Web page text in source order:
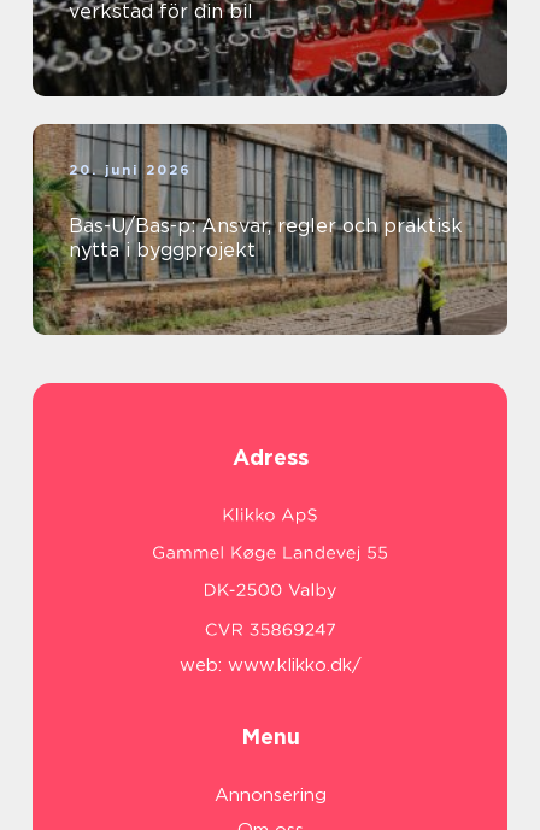
verkstad för din bil
20. juni 2026
Bas-U/Bas-p: Ansvar, regler och praktisk
nytta i byggprojekt
Adress
web: www.klikko.dk/
Menu
Annonsering